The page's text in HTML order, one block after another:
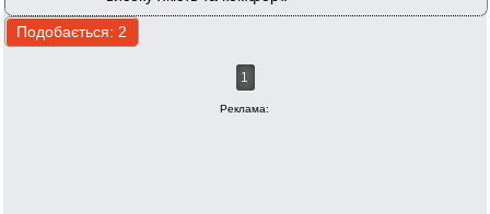
1
Реклама: